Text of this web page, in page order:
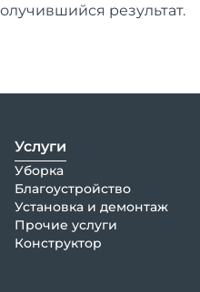
результат.
Услуги
Уборка
Благоустройство
Установка и демонтаж
Прочие услуги
Конструктор